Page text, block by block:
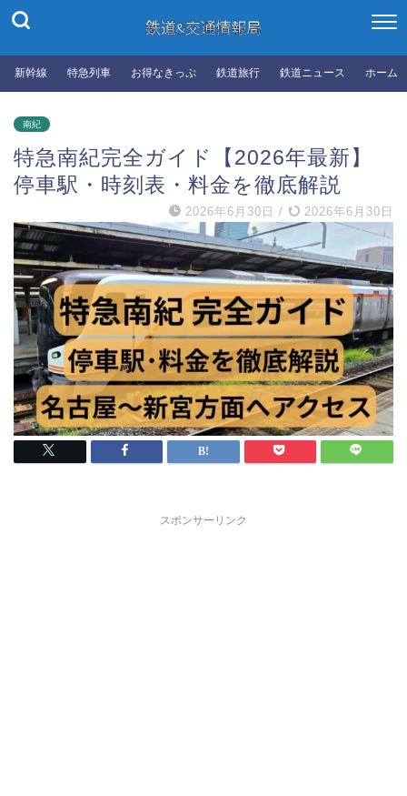
新幹線 特急列車 お得なきっぷ 鉄道旅行 鉄道ニュース ホーム
南紀
特急南紀完全ガイド【2026年最新】
停車駅・時刻表・料金を徹底解説
2026年6月30日 / 2026年6月30日
スポンサーリンク